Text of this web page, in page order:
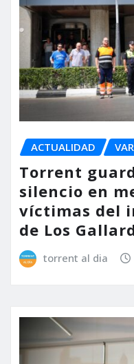
ACTUALIDAD
Torrent
silencio en
víctimas del
de Los
torrent al dia